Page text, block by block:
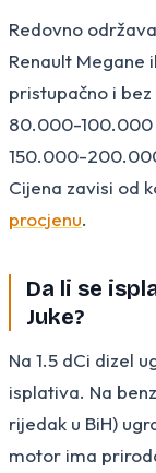
Redovno
Renault Megane
pristupačno i
80.000-100.000
150.000-
Cijena zavisi od
procjenu.
Da li se
Juke?
Na 1.5 dCi dizel
isplativa. Na
rijedak u BiH)
motor ima